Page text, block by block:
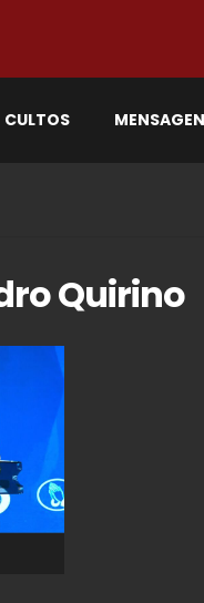
CULTOS
Quirino